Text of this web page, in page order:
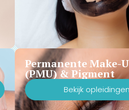
Permanente Make-
(PMU) & Pigment
Bekijk opleidingen